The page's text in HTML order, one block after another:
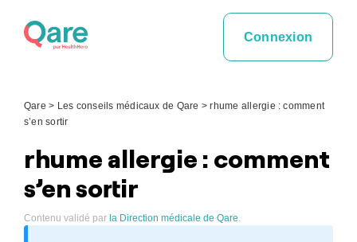
Connexion
Qare > Les conseils médicaux de Qare >rhume allergie : comment
s’en sortir
rhume allergie : comment
s’en sortir
Contenu validé par la Direction médicale de Qare.